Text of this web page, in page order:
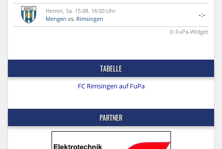
Herren, Sa. 15.08. 16:00 Uhr
Mengen vs. Rimsingen
-:-
© FuPa-Widget
TABELLE
FC Rimsingen auf FuPa
PARTNER